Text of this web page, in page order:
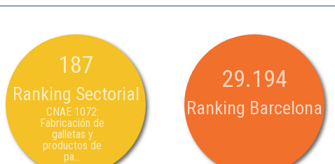
187
Ranking Sectorial
CNAE 1072:
Fabricación de
galletas y
productos de
pa...
29.194
Ranking Barcelona